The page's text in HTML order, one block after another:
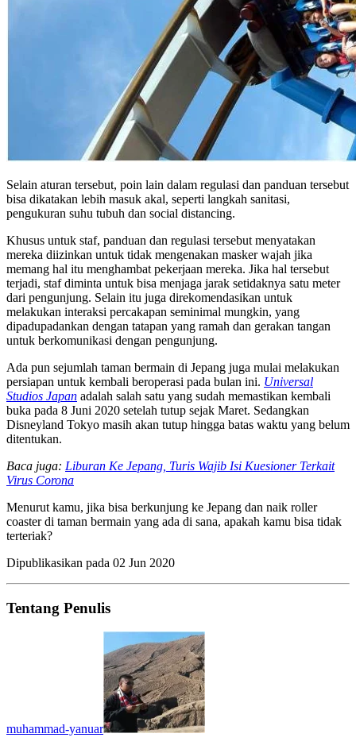
Selain aturan tersebut, poin lain dalam regulasi dan panduan tersebut
bisa dikatakan lebih masuk akal, seperti langkah sanitasi,
pengukuran suhu tubuh dan social distancing.
Khusus untuk staf, panduan dan regulasi tersebut menyatakan
mereka diizinkan untuk tidak mengenakan masker wajah jika
memang hal itu menghambat pekerjaan mereka. Jika hal tersebut
terjadi, staf diminta untuk bisa menjaga jarak setidaknya satu meter
dari pengunjung. Selain itu juga direkomendasikan untuk
melakukan interaksi percakapan seminimal mungkin, yang
dipadupadankan dengan tatapan yang ramah dan gerakan tangan
untuk berkomunikasi dengan pengunjung.
Ada pun sejumlah taman bermain di Jepang juga mulai melakukan
persiapan untuk kembali beroperasi pada bulan ini. Universal
Studios Japan adalah salah satu yang sudah memastikan kembali
buka pada 8 Juni 2020 setelah tutup sejak Maret. Sedangkan
Disneyland Tokyo masih akan tutup hingga batas waktu yang belum
ditentukan.
Baca juga: Liburan Ke Jepang, Turis Wajib Isi Kuesioner Terkait
Virus Corona
Menurut kamu, jika bisa berkunjung ke Jepang dan naik roller
coaster di taman bermain yang ada di sana, apakah kamu bisa tidak
terteriak?
Dipublikasikan pada 02 Jun 2020
Tentang Penulis
muhammad-yanuar